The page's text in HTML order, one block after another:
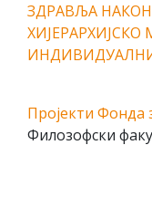
ЗДРАВЉА НАКОН
Пројекти Фонда
Филозофски